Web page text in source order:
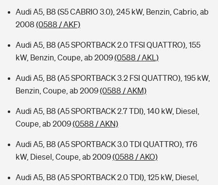
Audi A5, B8 (S5 CABRIO 3.0), 245 kW, Benzin, Cabrio, ab
2008 (0588 / AKF)
Audi A5, B8 (A5 SPORTBACK 2.0 TFSI QUATTRO), 155
kW, Benzin, Coupe, ab 2009(0588 / AKL)
Audi A5, B8 (A5 SPORTBACK 3.2 FSI QUATTRO), 195 kW,
Benzin, Coupe, ab 2009(0588 / AKM)
Audi A5, B8 (A5 SPORTBACK 2.7 TDI), 140 kW, Diesel,
Coupe, ab 2009(0588 / AKN)
Audi A5, B8 (A5 SPORTBACK 3.0 TDI QUATTRO), 176
kW, Diesel, Coupe, ab 2009(0588 / AKO)
Audi A5, B8 (A5 SPORTBACK 2.0 TDI), 125 kW, Diesel,